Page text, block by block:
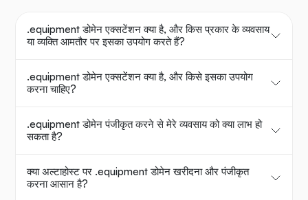
.equipment डोमेन एक्सटेंशन क्या है, और किस प्रकार के व्यवसाय
या व्यक्ति आमतौर पर इसका उपयोग करते हैं?
.equipment डोमेन एक्सटेंशन क्या है, और किसे इसका उपयोग
करना चाहिए?
.equipment डोमेन पंजीकृत करने से मेरे व्यवसाय को क्या लाभ हो
सकता है?
क्या अल्टाहोस्ट पर .equipment डोमेन खरीदना और पंजीकृत
करना आसान है?